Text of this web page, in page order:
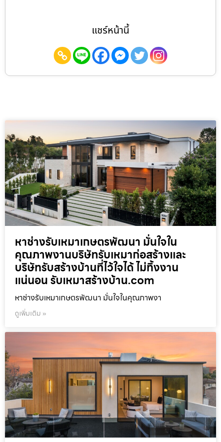
แชร์หน้านี้
หาช่างรับเหมาเกษตรพัฒนา มั่นใจใน
คุณภาพงานบริษัทรับเหมาก่อสร้างและ
บริษัทรับสร้างบ้านที่ไว้ใจได้ ไม่ทิ้งงาน
แน่นอน รับเหมาสร้างบ้าน.com
หาช่างรับเหมาเกษตรพัฒนา มั่นใจในคุณภาพงา
ดูเพิ่มเติม »